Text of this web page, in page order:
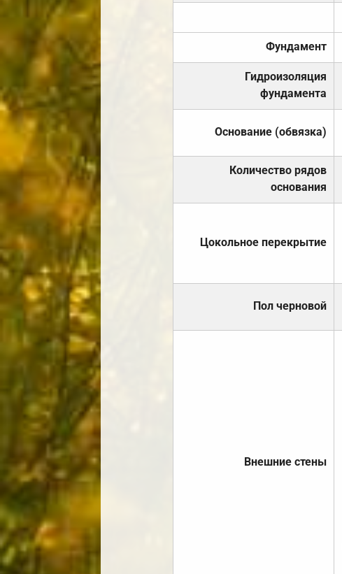
Фундамент
Гидроизоляция
фундамента
Основание (обвязка)
Количество рядов
основания
Цокольное перекрытие
Пол черновой
Внешние стены